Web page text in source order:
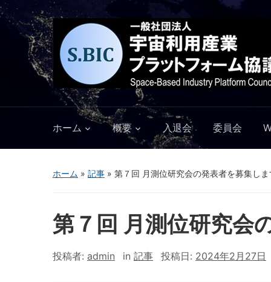
ホーム 概要 入退会 委員会
ホーム » 記事 » 第７回 月測位研究会の発表者を募集しま
第７回 月測位研究会
投稿者: admin in 記事 投稿日: 2024年2月27日